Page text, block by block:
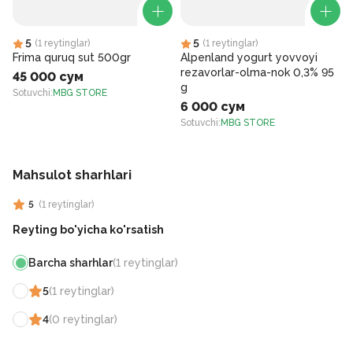
5 (1 reytinglar)
Frima quruq sut 500gr
45 000 сум
Sotuvchi: MBG STORE
5 (1 reytinglar)
Alpenland yogurt yovvoyi
rezavorlar-olma-nok 0,3% 95
g
6 000 сум
Sotuvchi: MBG STORE
Mahsulot sharhlari
5 (1 reytinglar)
Reyting bo'yicha ko'rsatish
Barcha sharhlar(1 reytinglar)
5(1 reytinglar)
4(0 reytinglar)